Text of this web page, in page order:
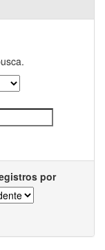
por